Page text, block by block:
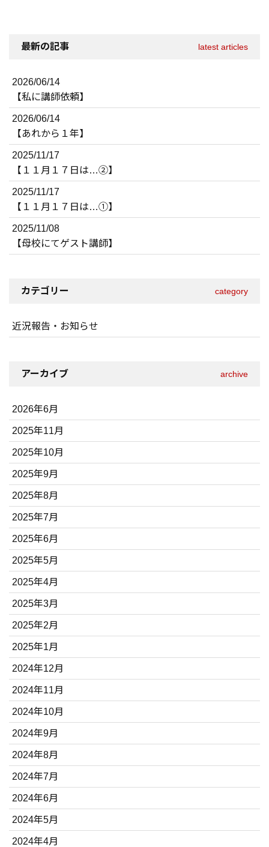
最新の記事 latest articles
2026/06/14
【私に講師依頼】
2026/06/14
【あれから１年】
2025/11/17
【１１月１７日は…②】
2025/11/17
【１１月１７日は…①】
2025/11/08
【母校にてゲスト講師】
カテゴリー category
近況報告・お知らせ
アーカイブ archive
2026年6月
2025年11月
2025年10月
2025年9月
2025年8月
2025年7月
2025年6月
2025年5月
2025年4月
2025年3月
2025年2月
2025年1月
2024年12月
2024年11月
2024年10月
2024年9月
2024年8月
2024年7月
2024年6月
2024年5月
2024年4月